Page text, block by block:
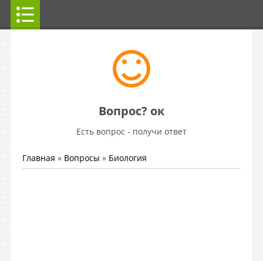
Вопрос? ок
Есть вопрос - получи ответ
Главная » Вопросы » Биология